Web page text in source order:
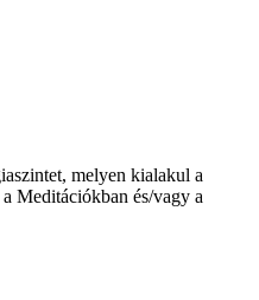
melyen kialakul a
Meditációkban és/vagy a